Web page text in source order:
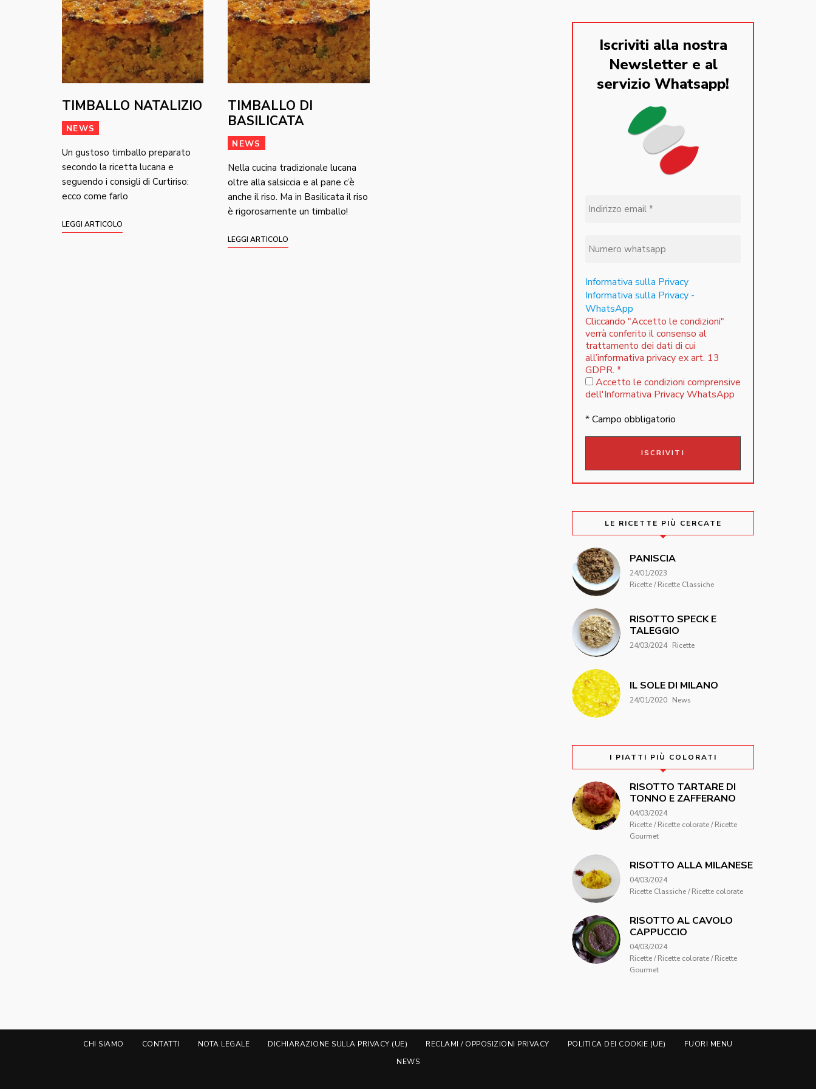
TIMBALLO NATALIZIO
NEWS
Un gustoso timballo preparato
secondo la ricetta lucana e
seguendo i consigli di Curtiriso:
ecco come farlo
LEGGI ARTICOLO
TIMBALLO DI
BASILICATA
NEWS
Nella cucina tradizionale lucana
oltre alla salsiccia e al pane c’è
anche il riso. Ma in Basilicata il riso
è rigorosamente un timballo!
LEGGI ARTICOLO
Iscriviti alla nostra
Newsletter e al
servizio Whatsapp!
Informativa sulla Privacy
Informativa sulla Privacy -
WhatsApp
Cliccando "Accetto le condizioni"
verrà conferito il consenso al
trattamento dei dati di cui
all’informativa privacy ex art. 13
GDPR. *
Accetto le condizioni comprensive
dell'Informativa Privacy WhatsApp
* Campo obbligatorio
LE RICETTE PIÙ CERCATE
PANISCIA
24/01/2023
Ricette / Ricette Classiche
RISOTTO SPECK E
TALEGGIO
24/03/2024 Ricette
IL SOLE DI MILANO
24/01/2020 News
I PIATTI PIÙ COLORATI
RISOTTO TARTARE DI
TONNO E ZAFFERANO
04/03/2024
Ricette / Ricette colorate / Ricette
Gourmet
RISOTTO ALLA MILANESE
04/03/2024
Ricette Classiche / Ricette colorate
RISOTTO AL CAVOLO
CAPPUCCIO
04/03/2024
Ricette / Ricette colorate / Ricette
Gourmet
CHI SIAMO CONTATTI NOTA LEGALE DICHIARAZIONE SULLA PRIVACY (UE) RECLAMI / OPPOSIZIONI PRIVACY POLITICA DEI COOKIE (UE)
FUORI MENU
NEWS